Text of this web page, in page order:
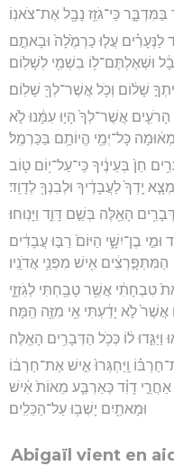
בַּמִּדְבָּ֑ר כִּֽי־גֹזֵ֥ז נָבָ֖ל אֶת־צֹאנֽוֹ׃
לַנְּעָרִ֗ים עֲל֤וּ כַרְמֶ֙לָה֙ וּבָאתֶ֣ם
וּשְׁאֶלְתֶּם־ל֥וֹ בִשְׁמִ֖י לְשָׁלֽוֹם׃
שָׁל֔וֹם וְכֹ֥ל אֲשֶׁר־לְךָ֖ שָׁלֽוֹם׃
אֲשֶׁר־לְךָ֙ הָי֣וּ עִמָּ֔נוּ לֹ֣א
כָּל־יְמֵ֖י הֱיוֹתָ֥ם בַּכַּרְמֶֽל׃
חֵן֙ בְּעֵינֶ֔יךָ כִּֽי־עַל־י֥וֹם ט֖וֹב
יָֽדְךָ֙ לַעֲבָדֶ֔יךָ וּלְבִנְךָ֖ לְדָוִֽד׃
הָאֵ֖לֶּה בְּשֵׁ֣ם דָּוִ֑ד וַיָּנֽוּחוּ׃
וּמִ֣י בֶן־יִשָׁ֑י הַיּוֹם֙ רַבּ֣וּ עֲבָדִ֔ים
הַמִּתְפָּ֣רְצִ֔ים אִ֖ישׁ מִפְּנֵ֥י אֲדֹנָֽיו׃
טִבְחָתִ֔י אֲשֶׁ֥ר טָבַ֖חְתִּי לְגֹֽזְזָ֑י
אֲשֶׁר֙ לֹ֣א יָדַ֔עְתִּי אֵ֥י מִזֶּ֖ה הֵֽמָּה׃
וַיַּגִּ֣דוּ ל֔וֹ כְּכֹ֖ל הַדְּבָרִ֥ים הָאֵֽלֶּה׃
וַֽיַּחְגְּרוּ֙ אִ֣ישׁ אֶת־חַרְבּ֔וֹ
אַחֲרֵ֣י דָוִ֗ד כְּאַרְבַּ֤ע מֵאוֹת֙ אִ֔ישׁ
וּמָאתַ֖יִם יָשְׁב֥וּ עַל־הַכֵּלִֽים׃
Abigaïl vient en